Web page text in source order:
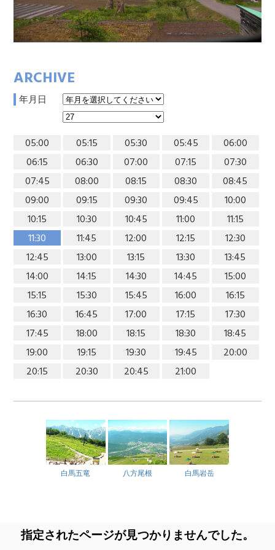
ARCHIVE
年月日
05:00 05:15 05:30 05:45
06:00
06:15
06:30 07:00 07:15
07:30
07:45
08:00 08:15 08:30
08:45
09:00
09:15 09:30 09:45
10:00
10:15
10:30 10:45 11:00
11:15
11:30
11:45 12:00 12:15
12:30
12:45
13:00 13:15 13:30
13:45
14:00
14:15 14:30 14:45
15:00
15:15
15:30 15:45 16:00
16:15
16:30
16:45 17:00 17:15
17:30
17:45
18:00 18:15 18:30
18:45
19:00
19:15 19:30 19:45
20:00
20:15
20:30 20:45 21:00
白馬五竜 八方尾根 白馬岩岳